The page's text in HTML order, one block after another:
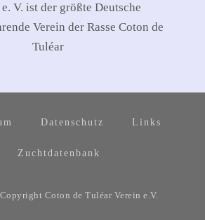
V. ist der größte Deutsche
Verein der Rasse Coton de
Tuléar
Datenschutz Links
Zuchtdatenbank
Coton de Tuléar Verein e.V.